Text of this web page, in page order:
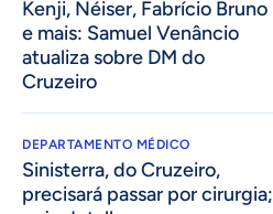
Kenji, Néiser, Fabrício Bruno
e mais: Samuel Venâncio
atualiza sobre DM do
Cruzeiro
DEPARTAMENTO MÉDICO
Sinisterra, do Cruzeiro,
precisará passar por cirurgia;